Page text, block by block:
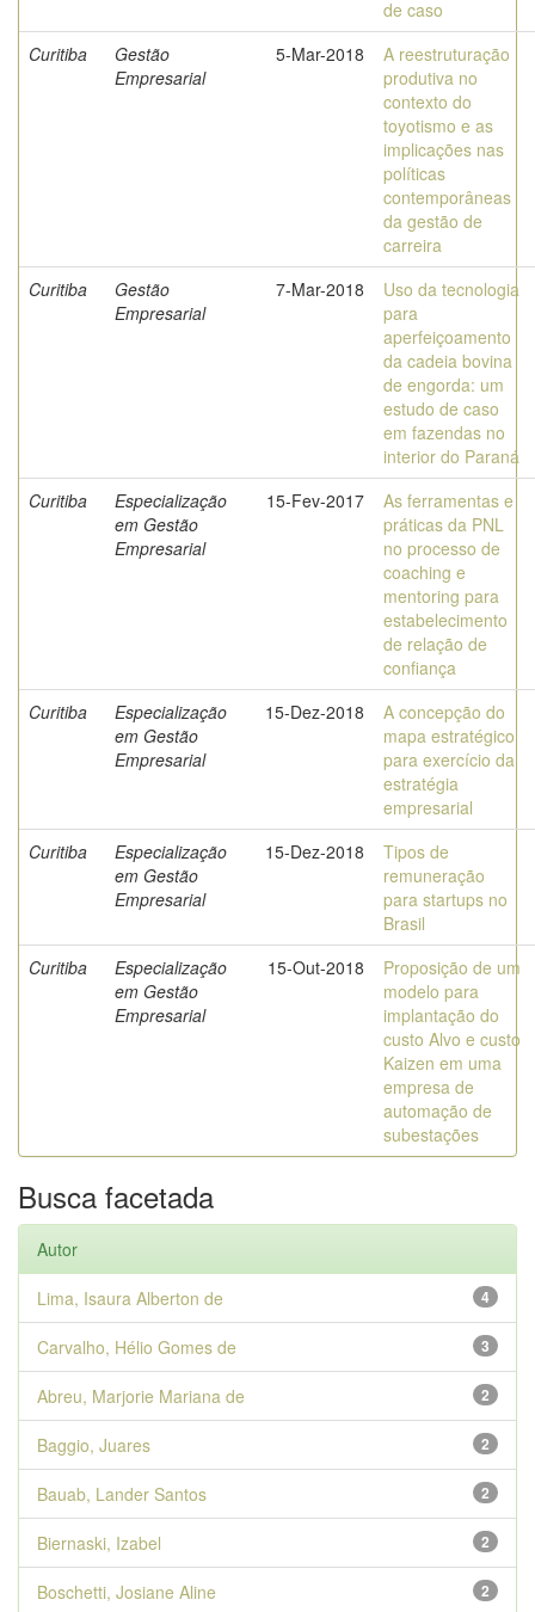
de caso
Curitiba
Gestão
Empresarial
5-Mar-2018
A reestruturação
produtiva no
contexto do
toyotismo e as
implicações nas
políticas
contemporâneas
da gestão de
carreira
Curitiba
Gestão
Empresarial
7-Mar-2018
Uso da tecnologia
para
aperfeiçoamento
da cadeia bovina
de engorda: um
estudo de caso
em fazendas no
interior do Paraná
Curitiba
Especialização
em Gestão
Empresarial
15-Fev-2017
As ferramentas e
práticas da PNL
no processo de
coaching e
mentoring para
estabelecimento
de relação de
confiança
Curitiba
Especialização
em Gestão
Empresarial
15-Dez-2018
A concepção do
mapa estratégico
para exercício da
estratégia
empresarial
Curitiba
Especialização
em Gestão
Empresarial
15-Dez-2018
Tipos de
remuneração
para startups no
Brasil
Curitiba
Especialização
em Gestão
Empresarial
15-Out-2018
Proposição de um
modelo para
implantação do
custo Alvo e custo
Kaizen em uma
empresa de
automação de
subestações
Busca facetada
Autor
4
Lima, Isaura Alberton de
3
Carvalho, Hélio Gomes de
2
Abreu, Marjorie Mariana de
2
Baggio, Juares
2
Bauab, Lander Santos
2
Biernaski, Izabel
2
Boschetti, Josiane Aline